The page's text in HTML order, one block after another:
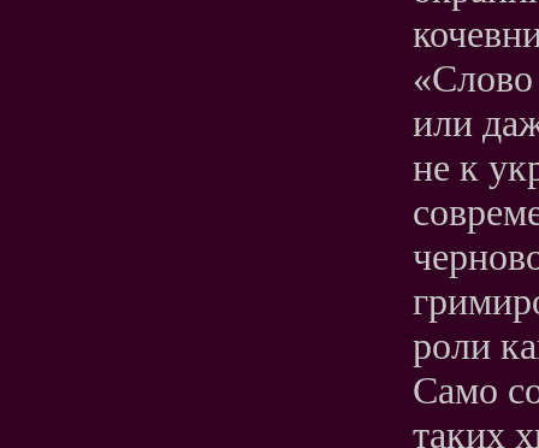
или
не к
роли
Само
таких